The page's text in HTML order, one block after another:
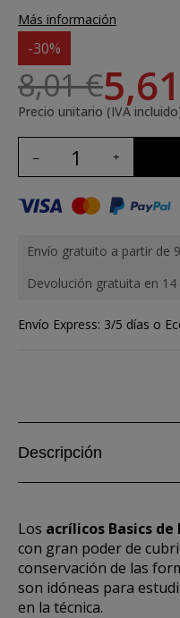
Más información
-30%
8,01 €
Precio unitario (IVA
Envío gratuito a partir de
Devolución gratuita en 14
Envío Express: 3/5 días o
Descripción
Los acrílicos Basics
con gran poder de
conservación de las
son idóneas para
en la técnica.